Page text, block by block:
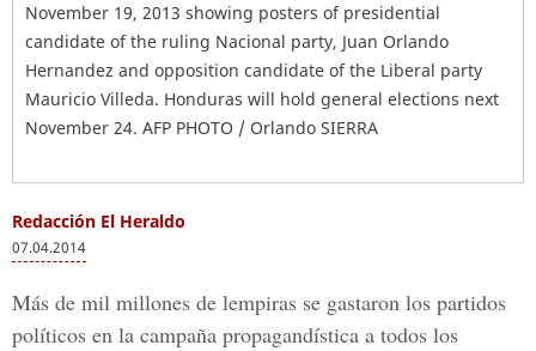
November 19, 2013 showing posters of presidential
candidate of the ruling Nacional party, Juan Orlando
Hernandez and opposition candidate of the Liberal party
Mauricio Villeda. Honduras will hold general elections next
November 24. AFP PHOTO / Orlando SIERRA
Redacción El Heraldo
07.04.2014
Más de mil millones de lempiras se gastaron los partidos
políticos en la campaña propagandística a todos los